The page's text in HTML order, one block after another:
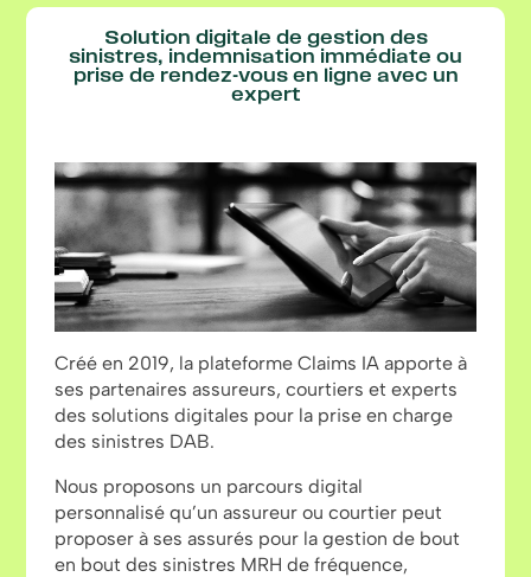
Solution digitale de gestion des
sinistres, indemnisation immédiate ou
prise de rendez-vous en ligne avec un
expert
Créé en 2019, la plateforme Claims IA apporte à
ses partenaires assureurs, courtiers et experts
des solutions digitales pour la prise en charge
des sinistres DAB.
Nous proposons un parcours digital
personnalisé qu’un assureur ou courtier peut
proposer à ses assurés pour la gestion de bout
en bout des sinistres MRH de fréquence,